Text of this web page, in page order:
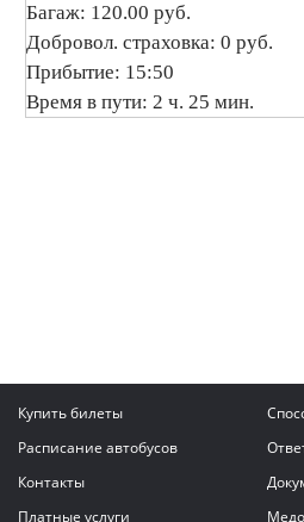
Багаж: 120.00 руб.
Добровол. страховка: 0 руб.
Прибытие: 15:50
Время в пути: 2 ч. 25 мин.
Купить билеты
Расписание автобусов
Контакты
Платные услуги